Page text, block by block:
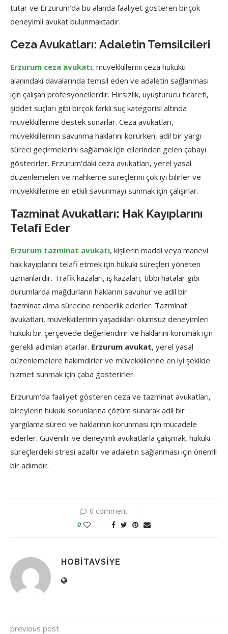
tutar ve Erzurum’da bu alanda faaliyet gösteren birçok
deneyimli avukat bulunmaktadır.
Ceza Avukatları: Adaletin Temsilcileri
Erzurum ceza avukatı, müvekkillerini ceza hukuku
alanındaki davalarında temsil eden ve adaletin sağlanması
için çalışan profesyonellerdir. Hırsızlık, uyuşturucu ticareti,
şiddet suçları gibi birçok farklı suç kategorisi altında
müvekkillerine destek sunarlar. Ceza avukatları,
müvekkillerinin savunma haklarını korurken, adil bir yargı
süreci geçirmelerini sağlamak için ellerinden gelen çabayı
gösterirler. Erzurum’daki ceza avukatları, yerel yasal
düzenlemeleri ve mahkeme süreçlerini çok iyi bilirler ve
müvekkillerine en etkili savunmayı sunmak için çalışırlar.
Tazminat Avukatları: Hak Kayıplarını
Telafi Eder
Erzurum tazminat avukatı, kişilerin maddi veya manevi
hak kayıplarını telafi etmek için hukuki süreçleri yöneten
uzmanlardır. Trafik kazaları, iş kazaları, tıbbi hatalar gibi
durumlarda mağdurların haklarını savunur ve adil bir
tazminat alma sürecine rehberlik ederler. Tazminat
avukatları, müvekkillerinin yaşadıkları olumsuz deneyimleri
hukuki bir çerçevede değerlendirir ve haklarını korumak için
gerekli adımları atarlar. Erzurum avukat, yerel yasal
düzenlemelere hakimdirler ve müvekkillerine en iyi şekilde
hizmet sunmak için çaba gösterirler.
Erzurum’da faaliyet gösteren ceza ve tazminat avukatları,
bireylerin hukuki sorunlarına çözüm sunarak adil bir
yargılama süreci ve haklarının korunması için mücadele
ederler. Güvenilir ve deneyimli avukatlarla çalışmak, hukuki
süreçlerdeki stresi azaltır ve adaletin sağlanması için önemli
bir adımdır.
0 comment
0
HOBITAVSIYE
previous post